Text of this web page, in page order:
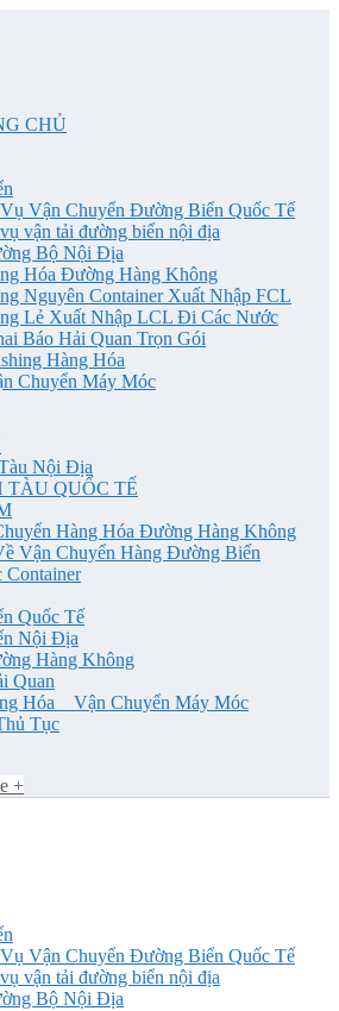
CHỦ
Vận Chuyển Đường Biển Quốc Tế
vận tải đường biển nội địa
Bộ Nội Địa
Hóa Đường Hàng Không
Nguyên Container Xuất Nhập FCL
Lẻ Xuất Nhập LCL Đi Các Nước
Báo Hải Quan Trọn Gói
Hàng Hóa
Chuyển Máy Móc
Nội Địa
TÀU QUỐC TẾ
Hàng Hóa Đường Hàng Không
Vận Chuyển Hàng Đường Biển
Quốc Tế
Nội Địa
Hàng Không
Quan
Hóa _ Vận Chuyển Máy Móc
Tục
+
Vận Chuyển Đường Biển Quốc Tế
vận tải đường biển nội địa
Bộ Nội Địa